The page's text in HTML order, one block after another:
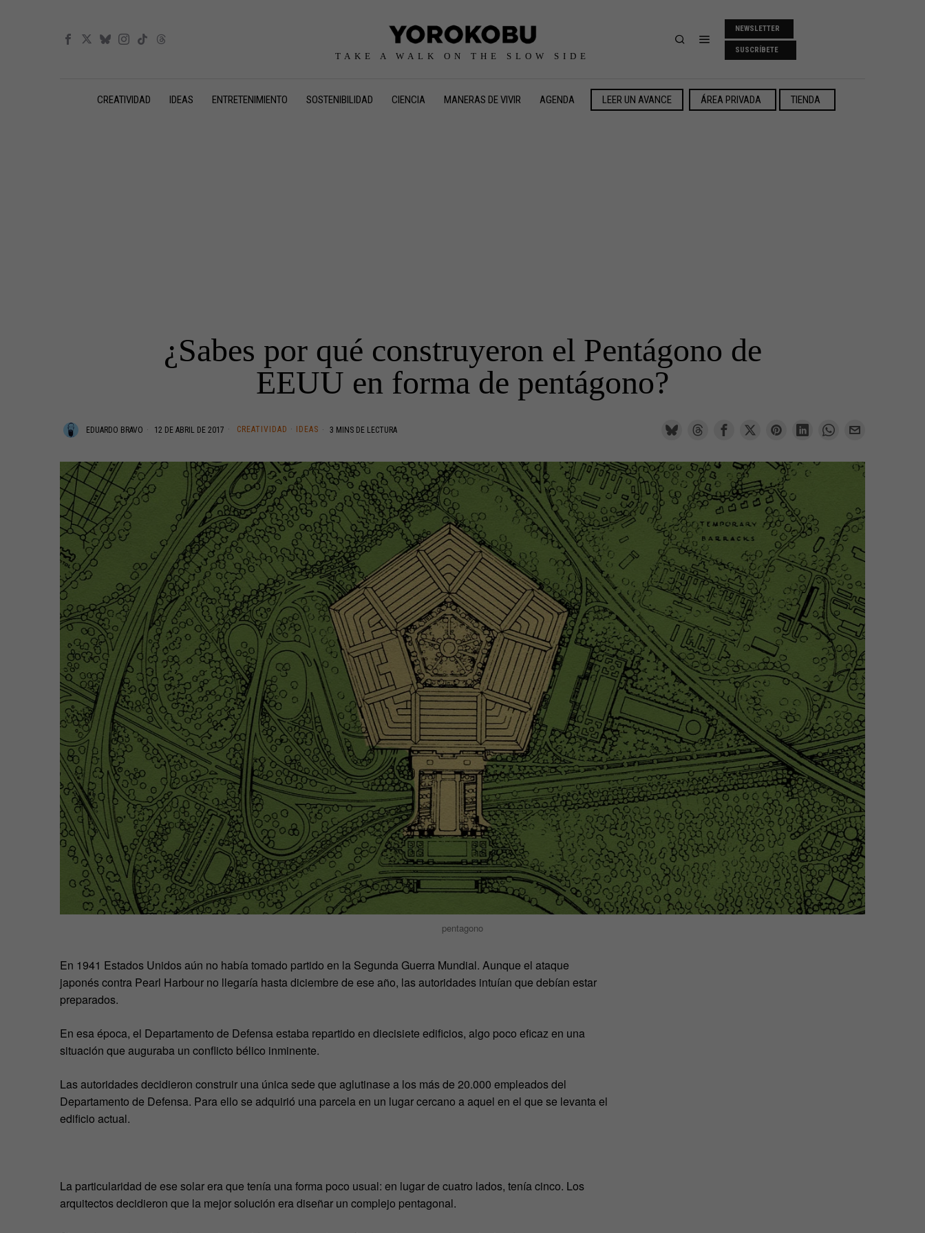
TAKE A WALK ON THE SLOW SIDE
NEWSLETTER
SUSCRÍBETE
CREATIVIDAD IDEAS ENTRETENIMIENTO SOSTENIBILIDAD CIENCIA MANERAS DE VIVIR AGENDA LEER UN AVANCE ÁREA PRIVADA TIENDA
¿Sabes por qué construyeron el Pentágono de
EEUU en forma de pentágono?
EDUARDO BRAVO 12 DE ABRIL DE 2017 CREATIVIDAD · IDEAS 3 MINS DE LECTURA
pentagono
En 1941 Estados Unidos aún no había tomado partido en la Segunda Guerra Mundial. Aunque el ataque
japonés contra Pearl Harbour no llegaría hasta diciembre de ese año, las autoridades intuían que debían estar
preparados.
En esa época, el Departamento de Defensa estaba repartido en diecisiete edificios, algo poco eficaz en una
situación que auguraba un conflicto bélico inminente.
Las autoridades decidieron construir una única sede que aglutinase a los más de 20.000 empleados del
Departamento de Defensa. Para ello se adquirió una parcela en un lugar cercano a aquel en el que se levanta el
edificio actual.
La particularidad de ese solar era que tenía una forma poco usual: en lugar de cuatro lados, tenía cinco. Los
arquitectos decidieron que la mejor solución era diseñar un complejo pentagonal.